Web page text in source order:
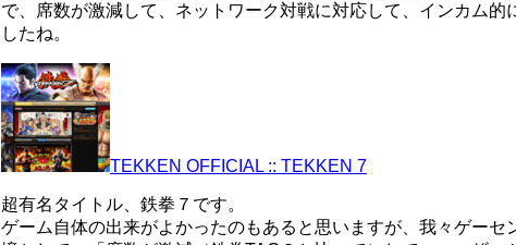
で、席数が激減して、ネットワーク対戦に対応して、インカム的
したね。
TEKKEN OFFICIAL :: TEKKEN 7
超有名タイトル、鉄拳７です。
ゲーム自体の出来がよかったのもあると思いますが、我々ゲーセ